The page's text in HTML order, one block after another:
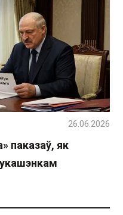
паказаў, як
26.06.2026